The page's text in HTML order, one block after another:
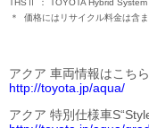
THSⅡ
TOYOTA Hybrid
＊
価格にはリサイクル料金は含
アクア 車両情報はこちら
http://toyota.jp/aqua/
アクア 特別仕様車